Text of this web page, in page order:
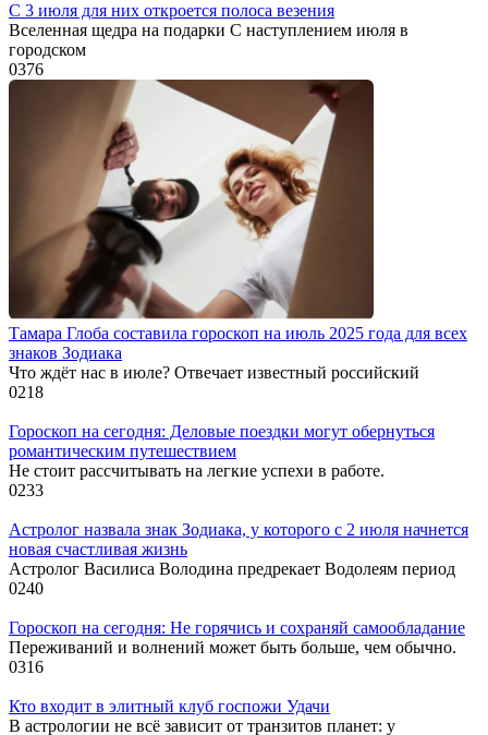
С 3 июля для них откроется полоса везения
Вселенная щедра на подарки С наступлением июля в
городском
0376
Тамара Глоба составила гороскоп на июль 2025 года для всех
знаков Зодиака
Что ждёт нас в июле? Отвечает известный российский
0218
Гороскоп на сегодня: Деловые поездки могут обернуться
романтическим путешествием
Не стоит рассчитывать на легкие успехи в работе.
0233
Астролог назвала знак Зодиака, у которого с 2 июля начнется
новая счастливая жизнь
Астролог Василиса Володина предрекает Водолеям период
0240
Гороскоп на сегодня: Не горячись и сохраняй самообладание
Переживаний и волнений может быть больше, чем обычно.
0316
Кто входит в элитный клуб госпожи Удачи
В астрологии не всё зависит от транзитов планет: у